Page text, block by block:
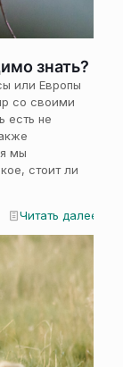
знать?
или Европы
со своими
есть не
мы
стоит ли
Читать далее